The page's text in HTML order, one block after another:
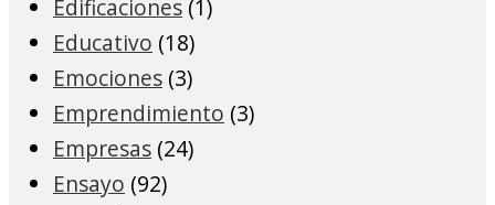
Edificaciones (1)
Educativo (18)
Emociones (3)
Emprendimiento (3)
Empresas (24)
Ensayo (92)